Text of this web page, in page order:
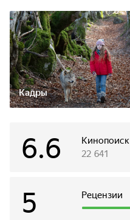
Кадры
Кинопоиск
6.6 22 641
Рецензии
5